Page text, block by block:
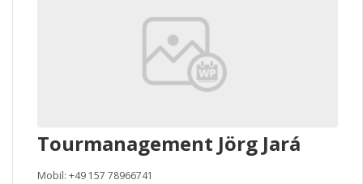
Tourmanagement Jörg Jará
Mobil: +49 157 78966741